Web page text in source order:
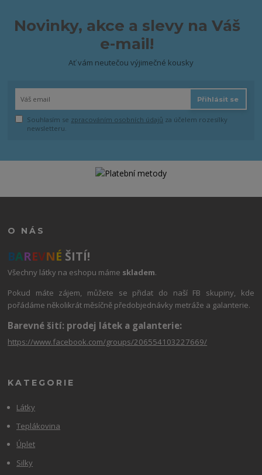
Novinky, akce a slevy na Váš
e-mail!
Ať vám neutečou výjimečné kousky
Přihlásit se
Souhlasím se zpracováním osobních údajů za účelem rozesílky
newsletteru.
O NÁS
BAREVNÉ ŠITÍ!
Všechny látky na eshopu máme skladem.
Pokud máte zájem, můžete se přidat do naší FB skupiny, kde
pořádáme několikrát měsíčně předobjednávky metráže a galanterie.
Barevné šití: prodej látek a galanterie:
https://www.facebook.com/groups/206554103227669/
KATEGORIE
Látky
Teplákovina
Úplet
Silky